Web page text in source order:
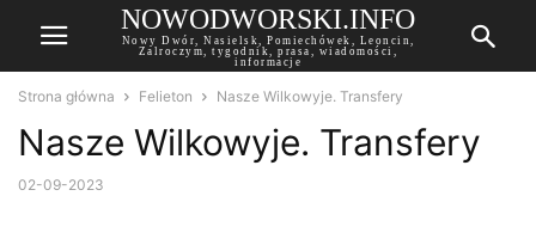
NOWODWORSKI.INFO
Nowy Dwór, Nasielsk, Pomiechówek, Leoncin,
Zalroczym, tygodnik, prasa, wiadomości,
informacje
Strona główna Felieton Nasze Wilkowyje. Transfery
Nasze Wilkowyje. Transfery
02-09-2023